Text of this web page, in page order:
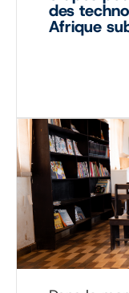
des
Afrique